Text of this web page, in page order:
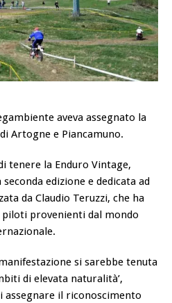
aveva assegnato la
Artogne e Piancamuno.
tenere la Enduro Vintage,
edizione e dedicata ad
da Claudio Teruzzi, che ha
provenienti dal mondo
si sarebbe tenuta
di elevata naturalità’,
assegnare il riconoscimento